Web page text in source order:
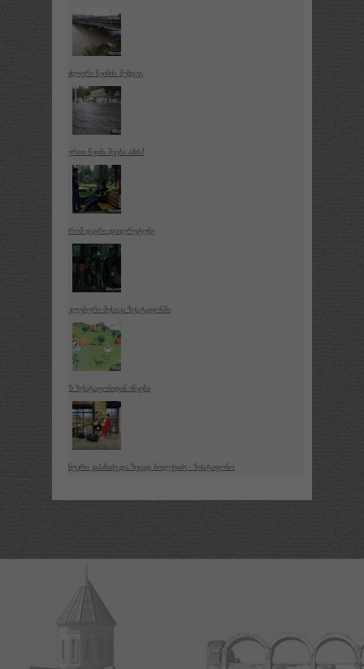
ძლიერი წვიმის შემდეგ
ერთი წვიმა შვება ამას!
რომ დაყრი დაიღრუტუნე
კლუბური მუსიკა ზესტაფონში
ზ ზესტაფონიდან იწყება
ნუკრი კაპანაძე და ზვიად ბოლქვაძე - ზესტაფონო